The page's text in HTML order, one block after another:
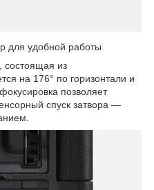
для удобной работы
состоящая из
на 176° по горизонтали и
позволяет
спуск затвора —